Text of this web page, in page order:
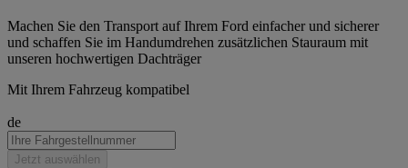
Machen Sie den Transport auf Ihrem Ford einfacher und sicherer
und schaffen Sie im Handumdrehen zusätzlichen Stauraum mit
unseren hochwertigen Dachträger
Mit Ihrem Fahrzeug kompatibel
de
Jetzt auswählen